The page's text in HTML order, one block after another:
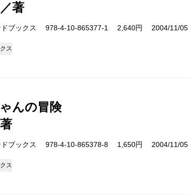
著
ドブックス 978-4-10-865377-1 2,640円 2004/11/05
ス
んの冒険
ドブックス 978-4-10-865378-8 1,650円 2004/11/05
ス